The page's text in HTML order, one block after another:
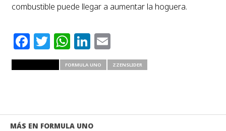
combustible puede llegar a aumentar la hoguera.
Facebook
Twitter
WhatsApp
LinkedIn
Email
FORMULA UNO ZZENSLIDER
MÁS EN FORMULA UNO